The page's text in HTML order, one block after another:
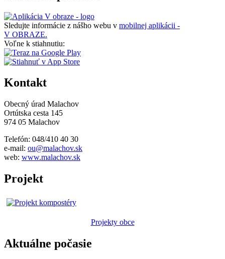
Sledujte informácie z nášho webu v mobilnej aplikácii -
V OBRAZE.
Voľne k stiahnutiu:
Kontakt
Obecný úrad Malachov
Ortútska cesta 145
974 05 Malachov
Telefón: 048/410 40 30
e-mail: ou@malachov.sk
web: www.malachov.sk
Projekt
Projekty obce
Aktuálne počasie